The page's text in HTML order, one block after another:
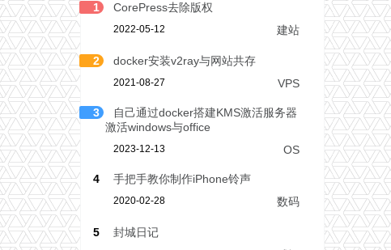
1 CorePress去除版权
2022-05-12 建站
2 docker安装v2ray与网站共存
2021-08-27 VPS
3
自己通过docker搭建KMS激活服务器
激活windows与office
2023-12-13 OS
4 手把手教你制作iPhone铃声
2020-02-28 数码
5 封城日记